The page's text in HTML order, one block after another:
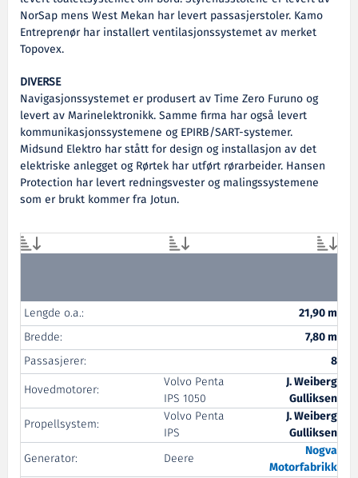
NorSap mens West Mekan har levert passasjerstoler. Kamo
Entreprenør har installert ventilasjonssystemet av merket
Topovex.
DIVERSE
Navigasjonssystemet er produsert av Time Zero Furuno og
levert av Marinelektronikk. Samme firma har også levert
kommunikasjonssystemene og EPIRB/SART-systemer.
Midsund Elektro har stått for design og installasjon av det
elektriske anlegget og Rørtek har utført rørarbeider. Hansen
Protection har levert redningsvester og malingssystemene
som er brukt kommer fra Jotun.
Lengde o.a.:
21,90 m
Bredde:
7,80 m
Passasjerer:
8
Hovedmotorer:
Volvo Penta
IPS 1050
J. Weiberg
Gulliksen
Propellsystem:
Volvo Penta
IPS
J. Weiberg
Gulliksen
Generator:
Deere
Nogva
Motorfabrikk